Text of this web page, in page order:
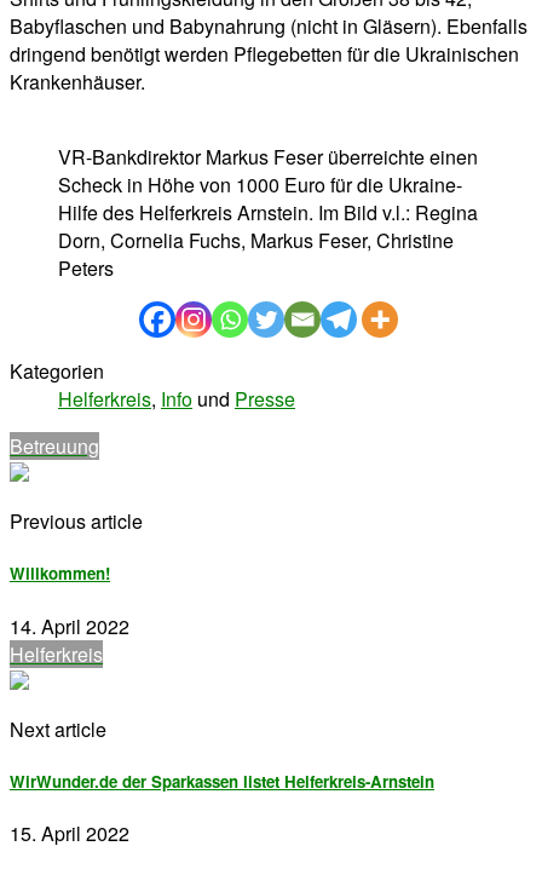
Babyflaschen und Babynahrung (nicht in Gläsern). Ebenfalls
dringend benötigt werden Pflegebetten für die Ukrainischen
Krankenhäuser.
VR-Bankdirektor Markus Feser überreichte einen
Scheck in Höhe von 1000 Euro für die Ukraine-
Hilfe des Helferkreis Arnstein. Im Bild v.l.: Regina
Dorn, Cornelia Fuchs, Markus Feser, Christine
Peters
Kategorien
Helferkreis, Info und Presse
Betreuung
Previous article
Willkommen!
14. April 2022
Helferkreis
Next article
WirWunder.de der Sparkassen listet Helferkreis-Arnstein
15. April 2022